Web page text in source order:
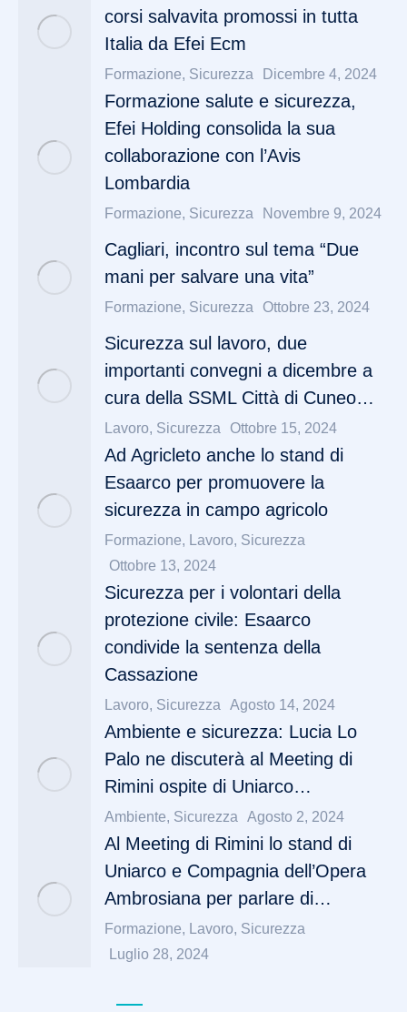
corsi salvavita promossi in tutta
Italia da Efei Ecm
Formazione, Sicurezza Dicembre 4, 2024
Formazione salute e sicurezza,
Efei Holding consolida la sua
collaborazione con l’Avis
Lombardia
Formazione, Sicurezza Novembre 9, 2024
Cagliari, incontro sul tema “Due
mani per salvare una vita”
Formazione, Sicurezza Ottobre 23, 2024
Sicurezza sul lavoro, due
importanti convegni a dicembre a
cura della SSML Città di Cuneo…
Lavoro, Sicurezza Ottobre 15, 2024
Ad Agricleto anche lo stand di
Esaarco per promuovere la
sicurezza in campo agricolo
Formazione, Lavoro, Sicurezza
Ottobre 13, 2024
Sicurezza per i volontari della
protezione civile: Esaarco
condivide la sentenza della
Cassazione
Lavoro, Sicurezza Agosto 14, 2024
Ambiente e sicurezza: Lucia Lo
Palo ne discuterà al Meeting di
Rimini ospite di Uniarco…
Ambiente, Sicurezza Agosto 2, 2024
Al Meeting di Rimini lo stand di
Uniarco e Compagnia dell’Opera
Ambrosiana per parlare di…
Formazione, Lavoro, Sicurezza
Luglio 28, 2024